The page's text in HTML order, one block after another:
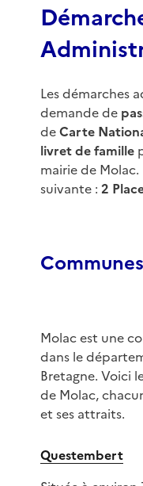
Les démarches
demande de
deCarte
livret de famille
mairie de Molac.
suivante : 2
Molac est une
dans le
Bretagne. Voici
de Molac,
et ses attraits.
Questembert